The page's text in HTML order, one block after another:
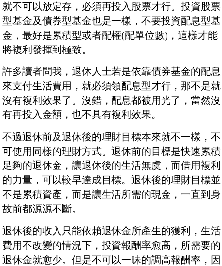
就不可以放定存，必須再投入股票才行。投資股票
型基金及債券型基金也是一樣，不要投資配息型基
金，最好是累積型或者配權(配單位數)，這樣才能
將複利發揮到極致。
許多讀者問我，退休人士若是依靠債券基金的配息
來支付生活費用，就必須領配息型才行，那不是就
沒有複利效果了。沒錯，配息都被用光了，當然沒
有再投入金額，也不具有複利效果。
不過退休前及退休後的理財目標本來就不一樣，不
可使用同樣的理財方式。退休前的目標是快速累積
足夠的退休金，讓退休後的生活無虞，而借用複利
的力量，可以較早達成目標。退休後的理財目標並
不是累積資產，而是讓生活所需的現金，一直到身
故前都源源不斷。
退休後的收入只能依賴退休金所產生的獲利，生活
費用不改變的情況下，投資報酬率愈高，所需要的
退休金就愈少。但是不可以一昧的調高報酬率，因